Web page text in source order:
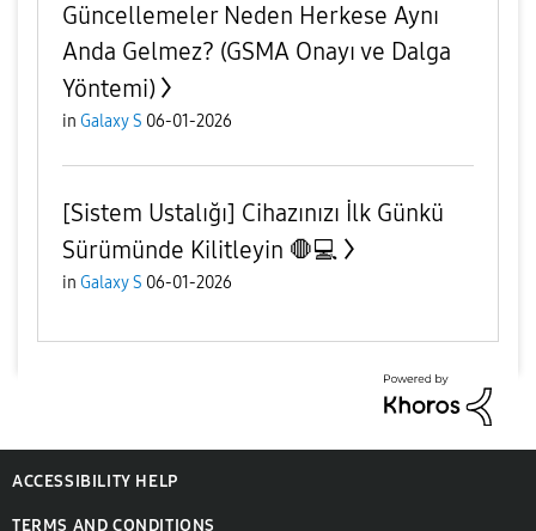
Güncellemeler Neden Herkese Aynı
Anda Gelmez? (GSMA Onayı ve Dalga
Yöntemi)
in Galaxy S 06-01-2026
[Sistem Ustalığı] Cihazınızı İlk Günkü
Sürümünde Kilitleyin 🛑💻
in Galaxy S 06-01-2026
ACCESSIBILITY HELP
TERMS AND CONDITIONS